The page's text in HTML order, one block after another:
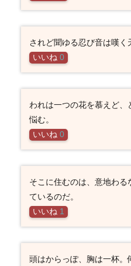
されど聞ゆる忍び音は嘆く
いいね 0
われは一つの花を慕えど
悩む。
いいね 0
そこに住むのは、意地わ
ているのだ。
いいね 1
頭はからっぽ、胸は一杯